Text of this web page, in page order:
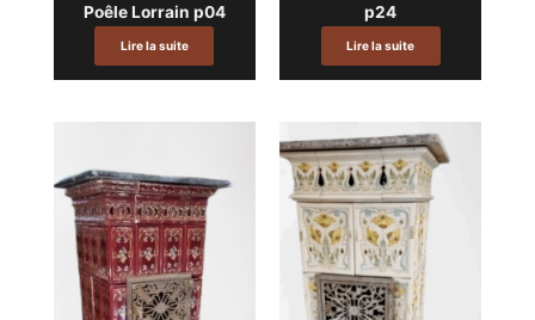
Poêle Lorrain p04
Lire la suite
p24
Lire la suite